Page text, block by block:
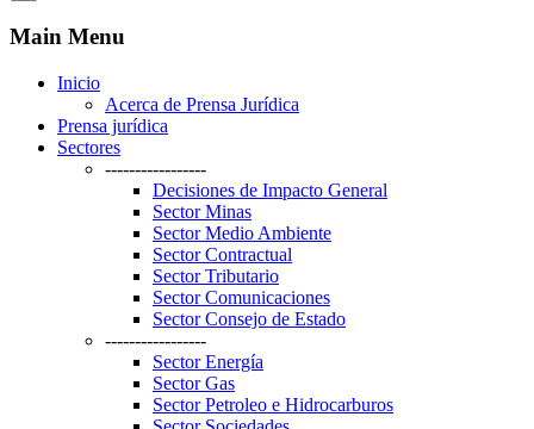
Main Menu
Inicio
Acerca de Prensa Jurídica
Prensa jurídica
Sectores
-----------------
Decisiones de Impacto General
Sector Minas
Sector Medio Ambiente
Sector Contractual
Sector Tributario
Sector Comunicaciones
Sector Consejo de Estado
-----------------
Sector Energía
Sector Gas
Sector Petroleo e Hidrocarburos